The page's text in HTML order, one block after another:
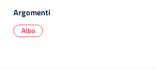
Argomenti
Albo